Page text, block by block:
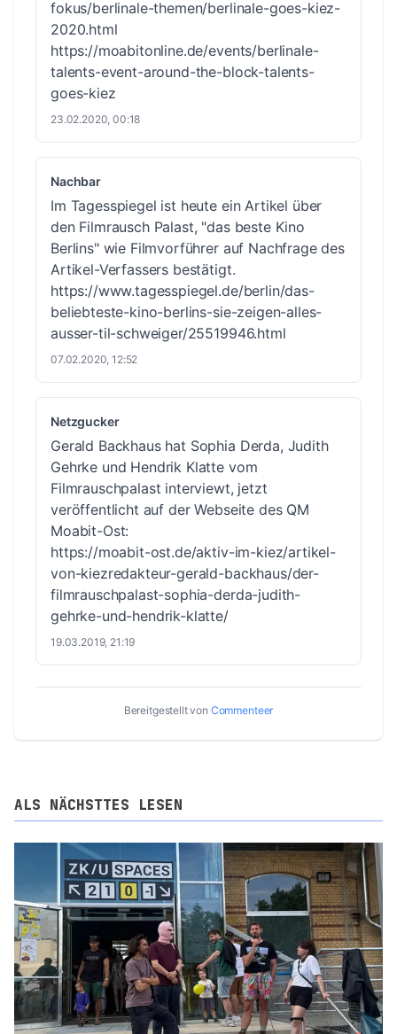
fokus/berlinale-themen/berlinale-goes-kiez-
2020.html
https://moabitonline.de/events/berlinale-
talents-event-around-the-block-talents-
goes-kiez
23.02.2020, 00:18
Nachbar
Im Tagesspiegel ist heute ein Artikel über
den Filmrausch Palast, "das beste Kino
Berlins" wie Filmvorführer auf Nachfrage des
Artikel-Verfassers bestätigt.
https://www.tagesspiegel.de/berlin/das-
beliebteste-kino-berlins-sie-zeigen-alles-
ausser-til-schweiger/25519946.html
07.02.2020, 12:52
Netzgucker
Gerald Backhaus hat Sophia Derda, Judith
Gehrke und Hendrik Klatte vom
Filmrauschpalast interviewt, jetzt
veröffentlicht auf der Webseite des QM
Moabit-Ost:
https://moabit-ost.de/aktiv-im-kiez/artikel-
von-kiezredakteur-gerald-backhaus/der-
filmrauschpalast-sophia-derda-judith-
gehrke-und-hendrik-klatte/
19.03.2019, 21:19
Bereitgestellt von Commenteer
ALS NÄCHSTTES LESEN